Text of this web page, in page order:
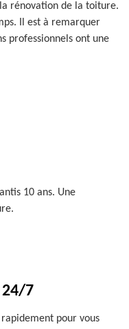
rénovation de la toiture.
Il est à remarquer
professionnels ont une
10 ans. Une
7
pour vous